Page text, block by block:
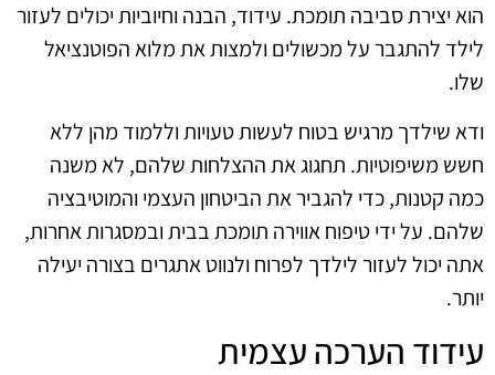
הוא יצירת סביבה תומכת. עידוד, הבנה וחיוביות יכולים לעזור
לילד להתגבר על מכשולים ולמצות את מלוא הפוטנציאל
שלו.
ודא שילדך מרגיש בטוח לעשות טעויות וללמוד מהן ללא
חשש משיפוטיות. תחגוג את ההצלחות שלהם, לא משנה
כמה קטנות, כדי להגביר את הביטחון העצמי והמוטיבציה
שלהם. על ידי טיפוח אווירה תומכת בבית ובמסגרות אחרות,
אתה יכול לעזור לילדך לפרוח ולנווט אתגרים בצורה יעילה
יותר.
עידוד הערכה עצמית